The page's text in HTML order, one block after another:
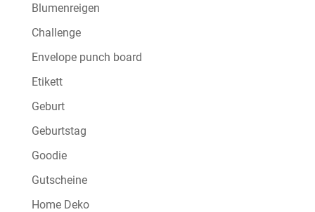
Blumenreigen
Challenge
Envelope punch board
Etikett
Geburt
Geburtstag
Goodie
Gutscheine
Home Deko